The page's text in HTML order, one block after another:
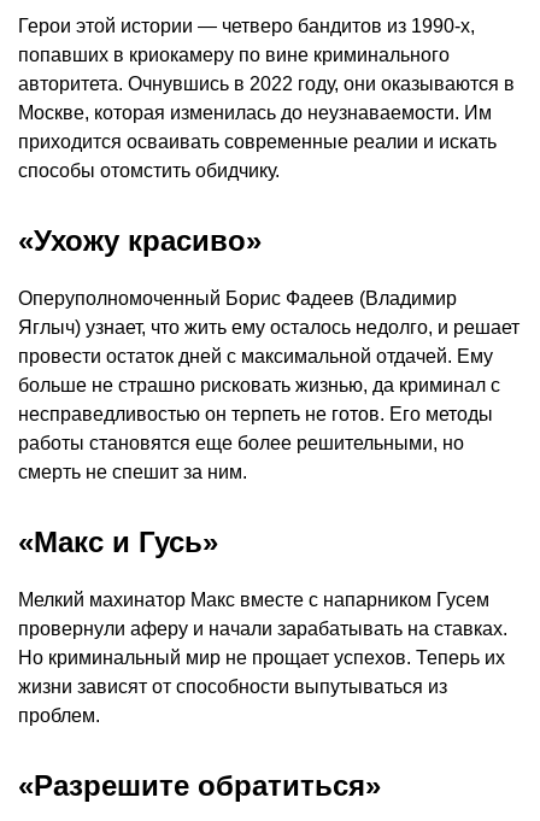
Герои этой истории — четверо бандитов из 1990-х,
попавших в криокамеру по вине криминального
авторитета. Очнувшись в 2022 году, они оказываются в
Москве, которая изменилась до неузнаваемости. Им
приходится осваивать современные реалии и искать
способы отомстить обидчику.
«Ухожу красиво»
Оперуполномоченный Борис Фадеев (Владимир
Яглыч) узнает, что жить ему осталось недолго, и решает
провести остаток дней с максимальной отдачей. Ему
больше не страшно рисковать жизнью, да криминал с
несправедливостью он терпеть не готов. Его методы
работы становятся еще более решительными, но
смерть не спешит за ним.
«Макс и Гусь»
Мелкий махинатор Макс вместе с напарником Гусем
провернули аферу и начали зарабатывать на ставках.
Но криминальный мир не прощает успехов. Теперь их
жизни зависят от способности выпутываться из
проблем.
«Разрешите обратиться»